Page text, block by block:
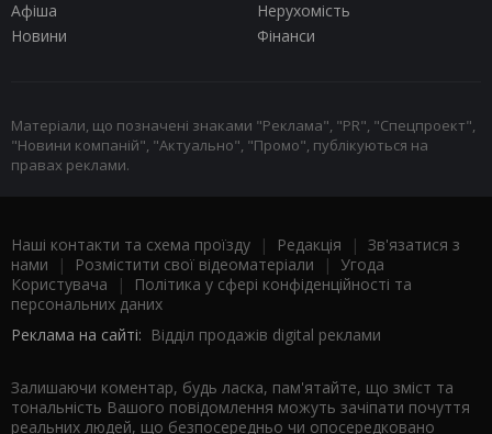
Афіша
Нерухомість
Новини
Фінанси
Матеріали, що позначені знаками "Реклама", "PR", "Спецпроект",
"Новини компаній", "Актуально", "Промо", публікуються на
правах реклами.
Наші контакти та схема проїзду | Редакція | Зв'язатися з
нами | Розмістити свої відеоматеріали | Угода
Користувача |
Політика у сфері конфіденційності та
персональних даних
Реклама на сайті: Відділ продажів digital реклами
Залишаючи коментар, будь ласка, пам'ятайте, що зміст та
тональність Вашого повідомлення можуть зачіпати почуття
реальних людей, що безпосередньо чи опосередковано